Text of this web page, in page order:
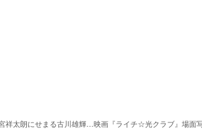
祥太朗にせまる古川雄輝…映画『ライチ☆光クラブ』場面